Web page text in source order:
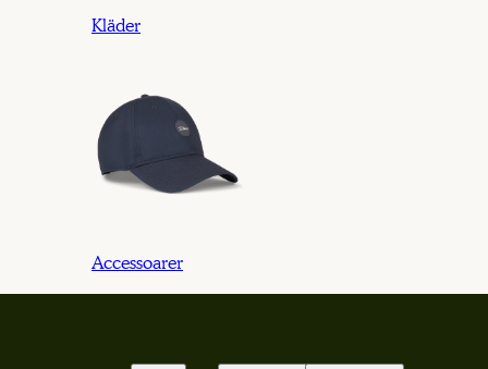
Kläder
Accessoarer